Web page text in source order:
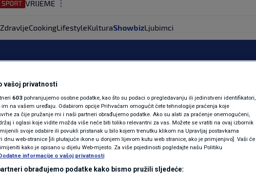
VRIJEME
REGIJA
MAGAZIN
KOLUMNE
N1(DIS)INFO
KLIMATSKE PROMJENE
FOTO
ZdravljeCookingLifestyleKulturaShowbizLjubimci
nastupa u
evo kad
i kako stoje na
vašoj privatnosti
603 pohranjujemo osobne podatke, kao što su podaci o pregledavanju ili jedinstveni identifikatori,
na vašem uređaju. Odabirom opcije Prihvaćam omogućit ćete tehnologije praćenja koje
za čije pružanje mi i naši partneri obrađujemo podatke. Ako su alati za praćenje onemogućeni,
i oglasi koje vidite možda više neće biti toliko relevantni za vas. Možete se vratiti na ovaj izbornik
svoje odabire ili povukli pristanak u bilo kojem trenutku klikom na Upravljaj postavkama
dnu web-stranice [ili plutajuće ikone u donjem lijevom kutu web stranice, ako je primjenjivo]. Vaši će
kako je opisano u dijelu Web-mjesto. Za više pojedinosti pogledajte našu Politiku
informacije o vašoj privatnosti
obrađujemo podatke kako bismo pružili sljedeće: